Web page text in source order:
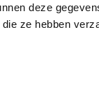
deze
ze hebben
wil